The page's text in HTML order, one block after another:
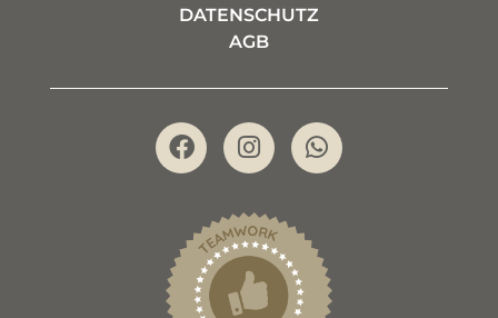
DATENSCHUTZ
AGB